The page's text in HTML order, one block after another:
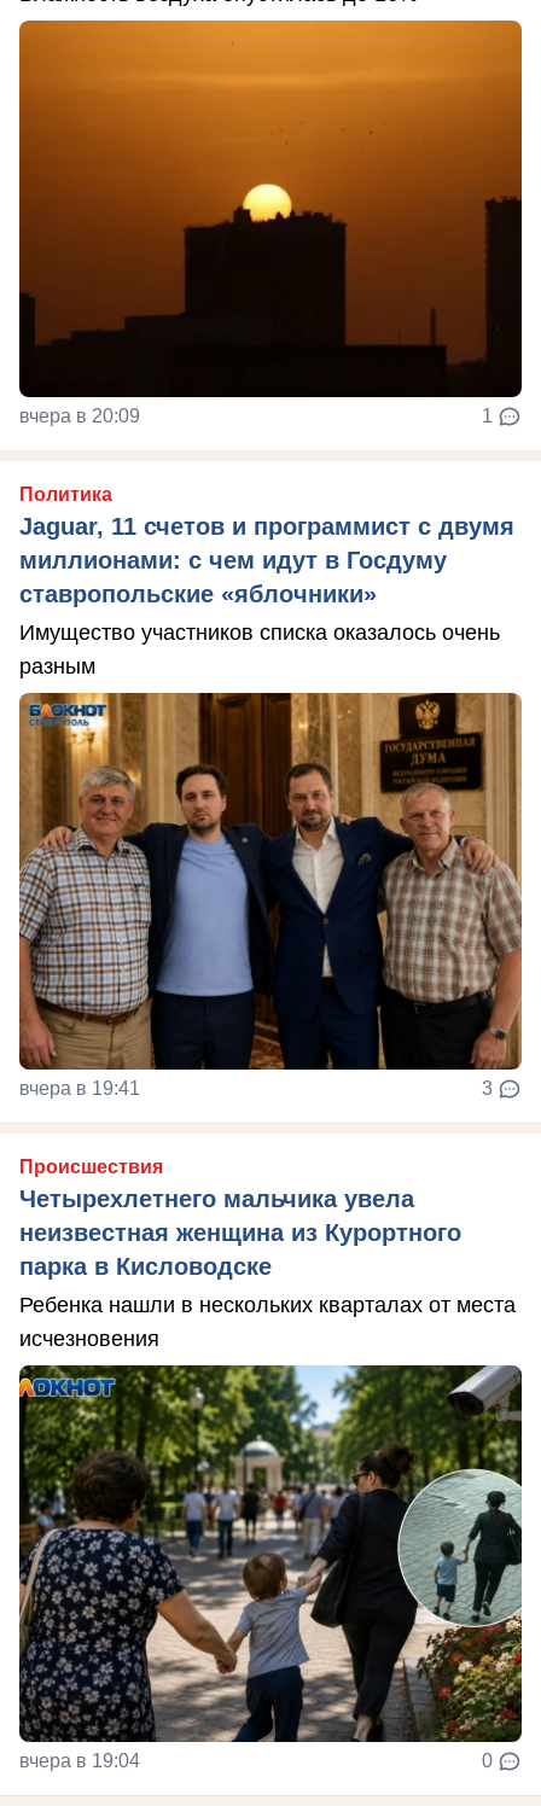
вчера в 20:09 1
Политика
Jaguar, 11 счетов и программист с двумя
миллионами: с чем идут в Госдуму
ставропольские «яблочники»
Имущество участников списка оказалось очень
разным
вчера в 19:41 3
Происшествия
Четырехлетнего мальчика увела
неизвестная женщина из Курортного
парка в Кисловодске
Ребенка нашли в нескольких кварталах от места
исчезновения
вчера в 19:04 0